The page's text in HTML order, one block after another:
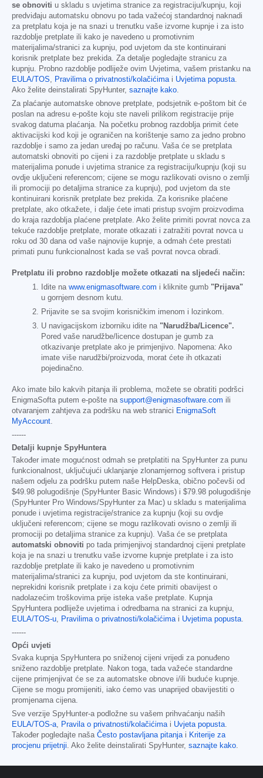
se obnoviti u skladu s uvjetima stranice za registraciju/kupnju, koji
predviđaju automatsku obnovu po tada važećoj standardnoj naknadi
za pretplatu koja je na snazi u trenutku vaše izvorne kupnje i za isto
razdoblje pretplate ili kako je navedeno u promotivnim
materijalima/stranici za kupnju, pod uvjetom da ste kontinuirani
korisnik pretplate bez prekida. Za detalje pogledajte stranicu za
kupnju. Probno razdoblje podliježe ovim Uvjetima, vašem pristanku na
EULA/TOS
Pravilima o privatnosti/kolačićima i Uvjetima popusta
Ako želite deinstalirati SpyHunter, saznajte kako
Za plaćanje automatske obnove pretplate, podsjetnik e-poštom bit će
poslan na adresu e-pošte koju ste naveli prilikom registracije prije
svakog datuma plaćanja. Na početku probnog razdoblja primit ćete
aktivacijski kod koji je ograničen na korištenje samo za jedno probno
razdoblje i samo za jedan uređaj po računu. Vaša će se pretplata
automatski obnoviti po cijeni i za razdoblje pretplate u skladu s
materijalima ponude i uvjetima stranice za registraciju/kupnju (koji su
ovdje uključeni referencom; cijene se mogu razlikovati ovisno o zemlji
ili promociji po detaljima stranice za kupnju), pod uvjetom da ste
kontinuirani korisnik pretplate bez prekida. Za korisnike plaćene
pretplate, ako otkažete, i dalje ćete imati pristup svojim proizvodima
do kraja razdoblja plaćene pretplate. Ako želite primiti povrat novca za
tekuće razdoblje pretplate, morate otkazati i zatražiti povrat novca u
roku od 30 dana od vaše najnovije kupnje, a odmah ćete prestati
primati punu funkcionalnost kada se vaš povrat novca obradi.
Pretplatu ili probno razdoblje možete otkazati na sljedeći način:
Idite na www.enigmasoftware.com i kliknite gumb "Prijava"
u gornjem desnom kutu.
Prijavite se sa svojim korisničkim imenom i lozinkom.
U navigacijskom izborniku idite na "Narudžba/Licence".
Pored vaše narudžbe/licence dostupan je gumb za
otkazivanje pretplate ako je primjenjivo. Napomena: Ako
imate više narudžbi/proizvoda, morat ćete ih otkazati
pojedinačno.
Ako imate bilo kakvih pitanja ili problema, možete se obratiti podršci
EnigmaSofta putem e-pošte na support@enigmasoftware.com ili
otvaranjem zahtjeva za podršku na web stranici EnigmaSoft
MyAccount.
------
Detalji kupnje SpyHuntera
Također imate mogućnost odmah se pretplatiti na SpyHunter za punu
funkcionalnost, uključujući uklanjanje zlonamjernog softvera i pristup
našem odjelu za podršku putem naše HelpDeska, obično počevši od
$49.98 polugodišnje (SpyHunter Basic Windows) i $79.98 polugodišnje
(SpyHunter Pro Windows/SpyHunter za Mac) u skladu s materijalima
ponude i uvjetima registracije/stranice za kupnju (koji su ovdje
uključeni referencom; cijene se mogu razlikovati ovisno o zemlji ili
promociji po detaljima stranice za kupnju). Vaša će se pretplata
automatski obnoviti po tada primjenjivoj standardnoj cijeni pretplate
koja je na snazi u trenutku vaše izvorne kupnje pretplate i za isto
razdoblje pretplate ili kako je navedeno u promotivnim
materijalima/stranici za kupnju, pod uvjetom da ste kontinuirani,
neprekidni korisnik pretplate i za koju ćete primiti obavijest o
nadolazećim troškovima prije isteka vaše pretplate. Kupnja
SpyHuntera podliježe uvjetima i odredbama na stranici za kupnju,
EULA/TOS-u, Pravilima o privatnosti/kolačićimai Uvjetima popusta.
------
Opći uvjeti
Svaka kupnja SpyHuntera po sniženoj cijeni vrijedi za ponuđeno
sniženo razdoblje pretplate. Nakon toga, tada važeće standardne
cijene primjenjivat će se za automatske obnove i/ili buduće kupnje.
Cijene se mogu promijeniti, iako ćemo vas unaprijed obavijestiti o
promjenama cijena.
Sve verzije SpyHunter-a podložne su vašem prihvaćanju naših
EULA/TOS-a, Pravila o privatnosti/kolačićimai Uvjeta popusta.
Također pogledajte naša Često postavljana pitanjai Kriterije za
procjenu prijetnji. Ako želite deinstalirati SpyHunter, saznajte kako.